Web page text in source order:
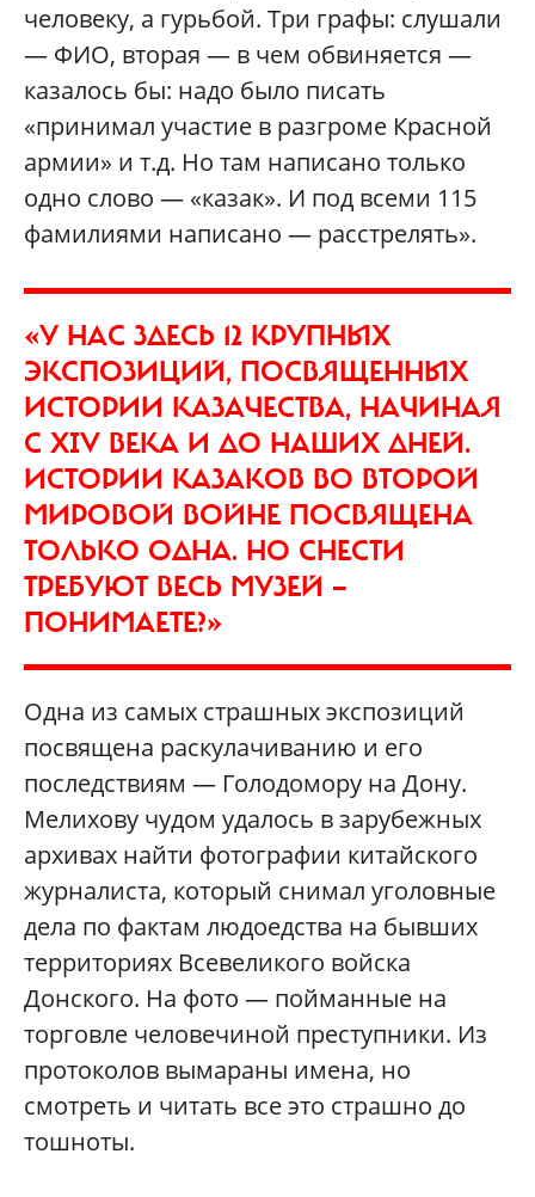
человеку, а гурьбой. Три графы: слушали
— ФИО, вторая — в чем обвиняется —
казалось бы: надо было писать
«принимал участие в разгроме Красной
армии» и т.д. Но там написано только
одно слово — «казак». И под всеми 115
фамилиями написано — расстрелять».
«У НАС ЗДЕСЬ 12 КРУПНЫХ
ЭКСПОЗИЦИЙ, ПОСВЯЩЕННЫХ
ИСТОРИИ КАЗАЧЕСТВА, НАЧИНАЯ
С XIV ВЕКА И ДО НАШИХ ДНЕЙ.
ИСТОРИИ КАЗАКОВ ВО ВТОРОЙ
МИРОВОЙ ВОЙНЕ ПОСВЯЩЕНА
ТОЛЬКО ОДНА. НО СНЕСТИ
ТРЕБУЮТ ВЕСЬ МУЗЕЙ —
ПОНИМАЕТЕ?»
Одна из самых страшных экспозиций
посвящена раскулачиванию и его
последствиям — Голодомору на Дону.
Мелихову чудом удалось в зарубежных
архивах найти фотографии китайского
журналиста, который снимал уголовные
дела по фактам людоедства на бывших
территориях Всевеликого войска
Донского. На фото — пойманные на
торговле человечиной преступники. Из
протоколов вымараны имена, но
смотреть и читать все это страшно до
тошноты.